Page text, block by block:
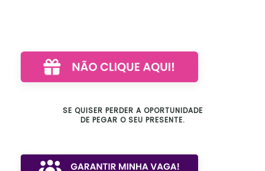
SE QUISER PERDER A OPORTUNIDADE
DE PEGAR O SEU PRESENTE.